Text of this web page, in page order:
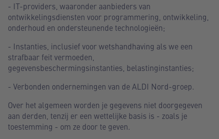
- IT-providers, waaronder aanbieders van
ontwikkelingsdiensten voor programmering, ontwikkeling,
onderhoud en ondersteunende technologieën;
- Instanties, inclusief voor wetshandhaving als we een
strafbaar feit vermoeden,
gegevensbeschermingsinstanties, belastinginstanties;
- Verbonden ondernemingen van de ALDI Nord-groep.
Over het algemeen worden je gegevens niet doorgegeven
aan derden, tenzij er een wettelijke basis is - zoals je
toestemming - om ze door te geven.